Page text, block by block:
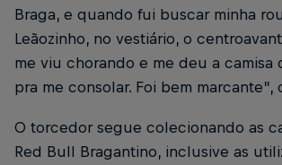
Braga, e quando fui buscar minha
Leãozinho, no vestiário, o
me viu chorando e me deu a camisa
pra me consolar. Foi bem marcante”,
O torcedor segue colecionando as
Red Bull Bragantino, inclusive as